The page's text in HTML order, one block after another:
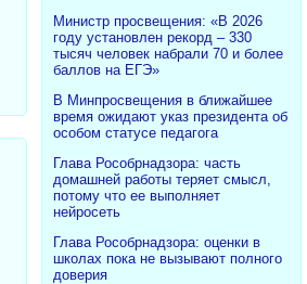
Министр просвещения: «В 2026
году установлен рекорд – 330
тысяч человек набрали 70 и более
баллов на ЕГЭ»
В Минпросвещения в ближайшее
время ожидают указ президента об
особом статусе педагога
Глава Рособрнадзора: часть
домашней работы теряет смысл,
потому что ее выполняет
нейросеть
Глава Рособрнадзора: оценки в
школах пока не вызывают полного
доверия